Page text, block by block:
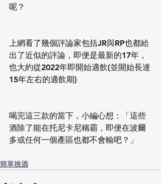
呢？
上網看了幾個評論家包括JR與RP也都給
出了近似的評論，即便是最新的17年，
也大約從2022年即開始適飲(並開始長達
15年左右的適飲期)
喝完這三款的當下，小編心想：「這些
酒除了能在托尼卡尼稱霸，即便在波爾
多或任何一個產區也都不會輸吧？」
簡單挑酒